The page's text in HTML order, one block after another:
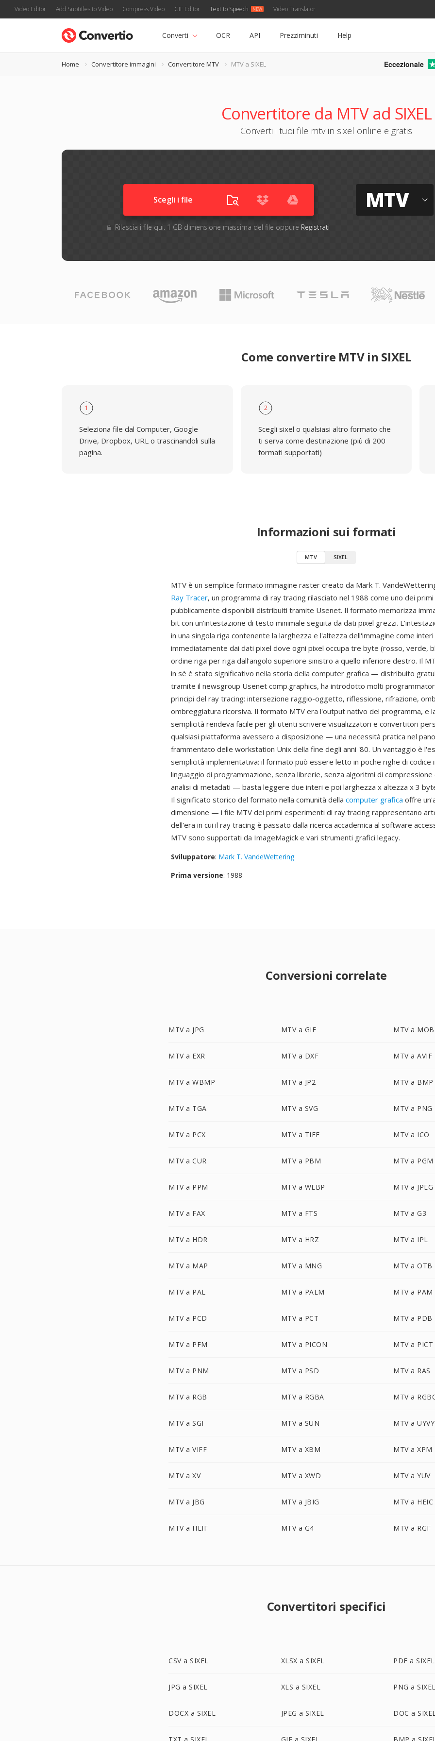
Video Editor Add Subtitles to Video Compress Video GIF Editor Text to Speech Video Translator
Converti OCR API Prezziminuti Help
Home Convertitore immagini Convertitore MTV MTV a SIXEL Eccezionale
Convertitore da MTV ad SIXEL
Converti i tuoi file mtv in sixel online e gratis
Scegli i file
Rilascia i file qui. 1 GB dimensione massima del file oppure Registrati
MTV
Come convertire MTV in SIXEL
1
Seleziona file dal Computer, Google
Drive, Dropbox, URL o trascinandoli sulla
pagina.
2
Scegli sixel o qualsiasi altro formato che
ti serva come destinazione (più di 200
formati supportati)
Informazioni sui formati
MTV SIXEL
MTV è un semplice formato immagine raster creato da Mark T.
Ray Tracer, un programma di ray tracing rilasciato nel 1988 come uno dei
pubblicamente disponibili distribuiti tramite Usenet. Il formato memorizza
bit con un'intestazione di testo minimale seguita da dati pixel grezzi.
in una singola riga contenente la larghezza e l'altezza dell'immagine come interi
immediatamente dai dati pixel dove ogni pixel occupa tre byte (rosso, verde,
ordine riga per riga dall'angolo superiore sinistro a quello inferiore destro. Il
in sè è stato significativo nella storia della computer grafica — distribuito
tramite il newsgroup Usenet comp.graphics, ha introdotto molti
principi del ray tracing: intersezione raggio-oggetto, riflessione, rifrazione,
ombreggiatura ricorsiva. Il formato MTV era l'output nativo del programma, e
semplicità rendeva facile per gli utenti scrivere visualizzatori e convertitori
qualsiasi piattaforma avessero a disposizione — una necessità pratica nel
frammentato delle workstation Unix della fine degli anni '80. Un vantaggio è
semplicità implementativa: il formato può essere letto in poche righe di codice
linguaggio di programmazione, senza librerie, senza algoritmi di compressione
analisi di metadati — basta leggere due interi e poi larghezza x altezza x 3
Il significato storico del formato nella comunità della computer grafica offre
dimensione — i file MTV dei primi esperimenti di ray tracing rappresentano
dell'era in cui il ray tracing è passato dalla ricerca accademica al software
MTV sono supportati da ImageMagick e vari strumenti grafici legacy.
Sviluppatore: Mark T. VandeWettering
Prima versione: 1988
Conversioni correlate
MTV a JPG MTV a GIF MTV a
MTV a EXR MTV a DXF MTV a AVIF
MTV a WBMP MTV a JP2 MTV a BMP
MTV a TGA MTV a SVG MTV a PNG
MTV a PCX MTV a TIFF MTV a ICO
MTV a CUR MTV a PBM MTV a PGM
MTV a PPM MTV a WEBP MTV a JPEG
MTV a FAX MTV a FTS MTV a G3
MTV a HDR MTV a HRZ MTV a IPL
MTV a MAP MTV a MNG MTV a OTB
MTV a PAL MTV a PALM MTV a PAM
MTV a PCD MTV a PCT MTV a PDB
MTV a PFM MTV a PICON MTV a PICT
MTV a PNM MTV a PSD MTV a RAS
MTV a RGB MTV a RGBA MTV a
MTV a SGI MTV a SUN MTV a UYVY
MTV a VIFF MTV a XBM MTV a XPM
MTV a XV MTV a XWD MTV a YUV
MTV a JBG MTV a JBIG MTV a HEIC
MTV a HEIF MTV a G4 MTV a RGF
Convertitori specifici
CSV a SIXEL XLSX a SIXEL PDF a SIXEL
JPG a SIXEL XLS a SIXEL PNG a
DOCX a SIXEL JPEG a SIXEL DOC a